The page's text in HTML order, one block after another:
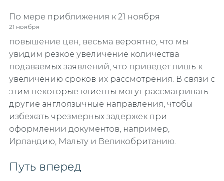
По мере приближения к 21 ноября
21 ноября
повышение цен, весьма вероятно, что мы
увидим резкое увеличение количества
подаваемых заявлений, что приведет лишь к
увеличению сроков их рассмотрения. В связи с
этим некоторые клиенты могут рассматривать
другие англоязычные направления, чтобы
избежать чрезмерных задержек при
оформлении документов, например,
Ирландию, Мальту и Великобританию.
Путь вперед